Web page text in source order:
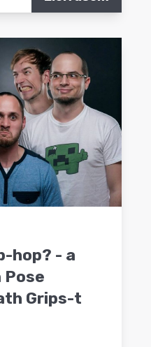
hop? - a
Pose
Grips-t